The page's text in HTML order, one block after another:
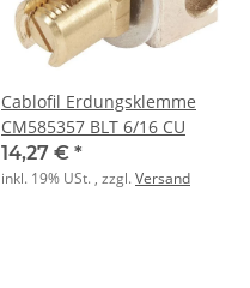
Cablofil Erdungsklemme
CM585357 BLT 6/16 CU
14,27 € *
inkl. 19% USt. , zzgl.Versand